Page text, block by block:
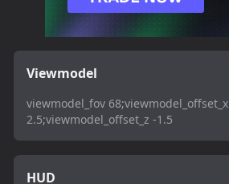
Viewmodel
viewmodel_fov 68;viewmodel_offset_x
2.5;viewmodel_offset_z -1.5
HUD